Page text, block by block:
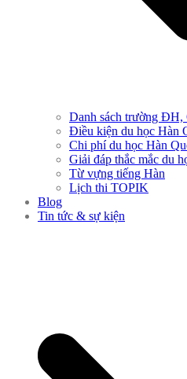
Danh sách trường
Điều kiện du học Hàn
Chi phí du học Hàn
Giải đáp thắc mắc du
Từ vựng tiếng Hàn
Lịch thi TOPIK
Blog
Tin tức & sự kiện